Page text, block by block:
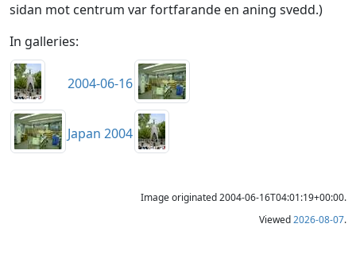
sidan mot centrum var fortfarande en aning svedd.)
In galleries:
2004-06-16
Japan 2004
Image originated 2004-06-16T04:01:19+00:00.
Viewed2026-08-07.